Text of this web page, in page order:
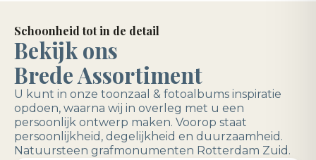
Schoonheid tot in de detail
Bekijk ons
Brede Assortiment
U kunt in onze toonzaal & fotoalbums inspiratie
opdoen, waarna wij in overleg met u een
persoonlijk ontwerp maken. Voorop staat
persoonlijkheid, degelijkheid en duurzaamheid.
Natuursteen grafmonumenten Rotterdam Zuid.